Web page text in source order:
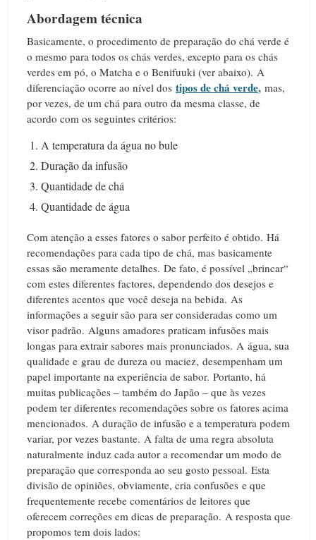
Abordagem técnica
Basicamente, o procedimento de preparação do chá verde é
o mesmo para todos os chás verdes, excepto para os chás
verdes em pó, o Matcha e o Benifuuki (ver abaixo). A
diferenciação ocorre ao nível dos tipos de chá verde, mas,
por vezes, de um chá para outro da mesma classe, de
acordo com os seguintes critérios:
A temperatura da água no bule
Duração da infusão
Quantidade de chá
Quantidade de água
Com atenção a esses fatores o sabor perfeito é obtido. Há
recomendações para cada tipo de chá, mas basicamente
essas são meramente detalhes. De fato, é possível „brincar“
com estes diferentes factores, dependendo dos desejos e
diferentes acentos que você deseja na bebida. As
informações a seguir são para ser consideradas como um
visor padrão. Alguns amadores praticam infusões mais
longas para extrair sabores mais pronunciados. A água, sua
qualidade e grau de dureza ou maciez, desempenham um
papel importante na experiência de sabor. Portanto, há
muitas publicações – também do Japão – que às vezes
podem ter diferentes recomendações sobre os fatores acima
mencionados. A duração de infusão e a temperatura podem
variar, por vezes bastante. A falta de uma regra absoluta
naturalmente induz cada autor a recomendar um modo de
preparação que corresponda ao seu gosto pessoal. Esta
divisão de opiniões, obviamente, cria confusões e que
frequentemente recebe comentários de leitores que
oferecem correções em dicas de preparação. A resposta que
propomos tem dois lados: